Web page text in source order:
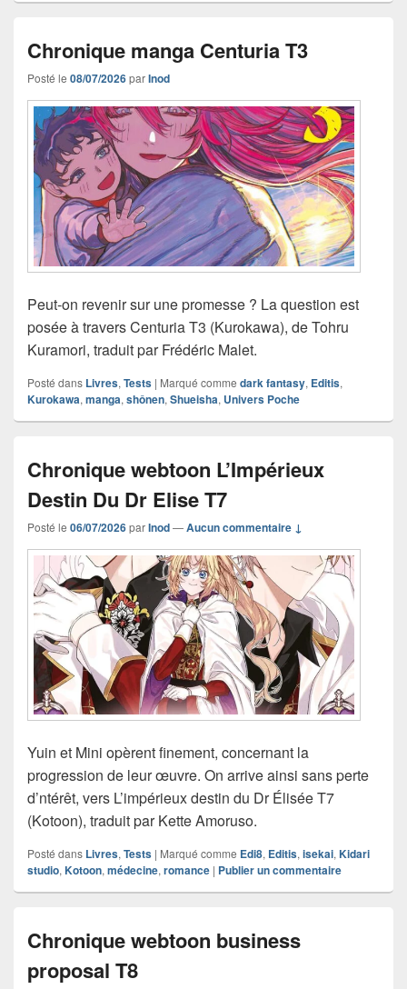
Chronique manga Centuria T3
Posté le 08/07/2026parInod
Peut-on revenir sur une promesse ? La question est
posée à travers Centuria T3 (Kurokawa), de Tohru
Kuramori, traduit par Frédéric Malet.
Posté dans Livres, Tests | Marqué comme dark fantasy, Editis,
Kurokawa, manga, shônen, Shueisha, Univers Poche
Chronique webtoon L’Impérieux
Destin Du Dr Elise T7
Posté le 06/07/2026parInod—Aucun commentaire ↓
Yuin et Mini opèrent finement, concernant la
progression de leur œuvre. On arrive ainsi sans perte
d’ntérêt, vers L’impérieux destin du Dr Élisée T7
(Kotoon), traduit par Kette Amoruso.
Posté dans Livres, Tests | Marqué comme Edi8, Editis, isekai, Kidari
studio, Kotoon, médecine, romance | Publier un commentaire
Chronique webtoon business
proposal T8